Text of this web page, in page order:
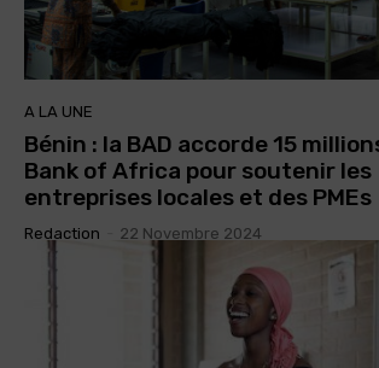
A LA UNE
Bénin : la BAD accorde 15
Bank of Africa pour soutenir les
entreprises locales et des PMEs
Redaction 22 Novembre 2024